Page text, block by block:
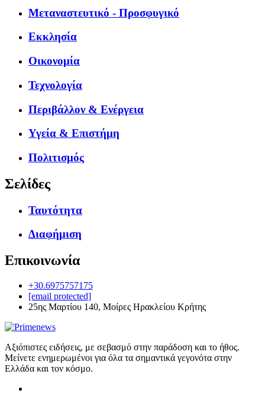
Μεταναστευτικό - Προσφυγικό
Εκκλησία
Οικονομία
Τεχνολογία
Περιβάλλον & Ενέργεια
Υγεία & Επιστήμη
Πολιτισμός
Σελίδες
Ταυτότητα
Διαφήμιση
Επικοινωνία
+30.6975757175
[email protected]
25ης Μαρτίου 140, Μοίρες Ηρακλείου Κρήτης
Αξιόπιστες ειδήσεις, με σεβασμό στην παράδοση και το ήθος.
Μείνετε ενημερωμένοι για όλα τα σημαντικά γεγονότα στην
Ελλάδα και τον κόσμο.